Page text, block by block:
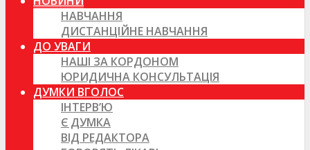
НАВЧАННЯ
ДИСТАНЦІЙНЕ НАВЧАННЯ
ДО УВАГИ
НАШІ ЗА КОРДОНОМ
ЮРИДИЧНА КОНСУЛЬТАЦІЯ
ДУМКИ ВГОЛОС
ІНТЕРВ’Ю
Є ДУМКА
ВІД РЕДАКТОРА